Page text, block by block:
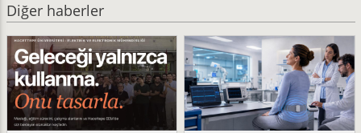
Diğer haberler